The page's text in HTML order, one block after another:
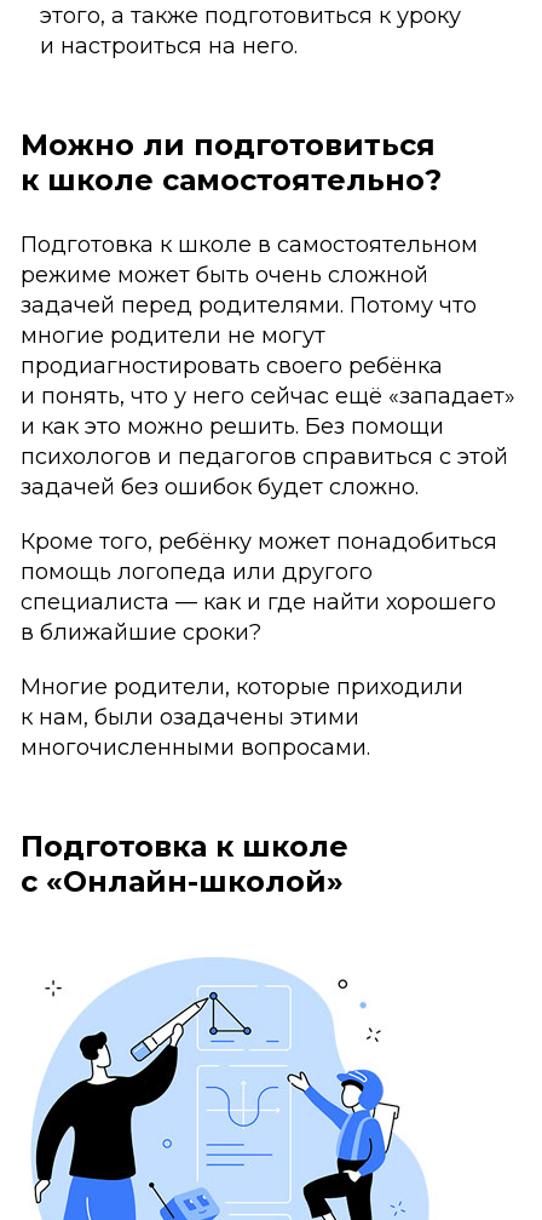
этого, а также подготовиться к уроку
и настроиться на него.
Можно ли подготовиться
к школе самостоятельно?
Подготовка к школе в самостоятельном
режиме может быть очень сложной
задачей перед родителями. Потому что
многие родители не могут
продиагностировать своего ребёнка
и понять, что у него сейчас ещё «западает»
и как это можно решить. Без помощи
психологов и педагогов справиться с этой
задачей без ошибок будет сложно.
Кроме того, ребёнку может понадобиться
помощь логопеда или другого
специалиста — как и где найти хорошего
в ближайшие сроки?
Многие родители, которые приходили
к нам, были озадачены этими
многочисленными вопросами.
Подготовка к школе
с «Онлайн-школой»